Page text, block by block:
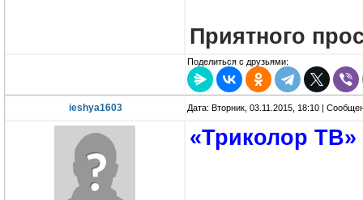
Приятного
Поделиться с друзьями:
ieshya1603 Дата: Вторник, 03.11.2015, 18:10 |
«Триколор ТВ»